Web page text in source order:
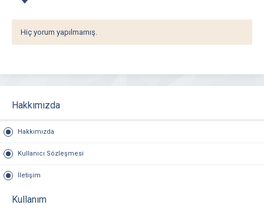
Hiç yorum yapılmamış.
Hakkımızda
Hakkımızda
Kullanıcı Sözleşmesi
İletişim
Kullanım